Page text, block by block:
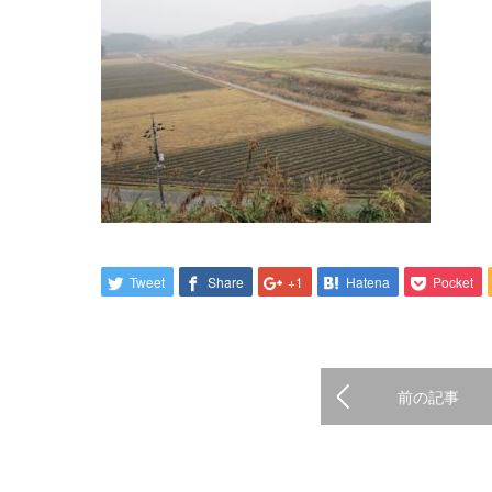
Tweet Share +1 Hatena Pocket
前の記事